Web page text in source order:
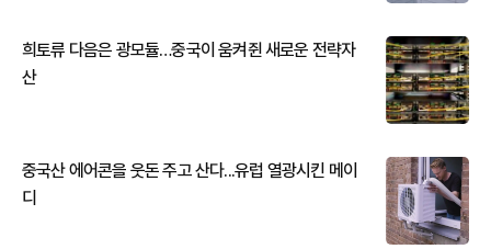
희토류 다음은 광모듈…중국이 움켜쥔 새로운 전략자
산
중국산 에어콘을 웃돈 주고 산다...유럽 열광시킨 메이
디